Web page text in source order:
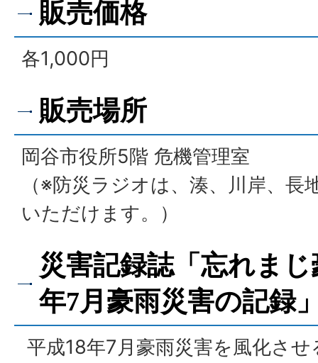
販売価格
各1,000円
販売場所
岡谷市役所5階 危機管理室
（※防災ラジオは、湊、川岸、
いただけます。）
災害記録誌「忘れま
年7月豪雨災害の記録
平成18年7月豪雨災害を風化さ